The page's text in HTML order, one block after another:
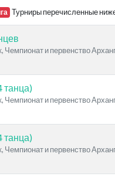
Турниры перечисленные
Чемпионат и первенство
танца)
Чемпионат и первенство
танца)
Чемпионат и первенство